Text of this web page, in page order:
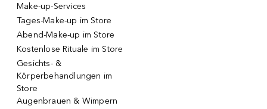
Make-up-Services
Tages-Make-up im Store
Abend-Make-up im Store
Kostenlose Rituale im Store
Gesichts- &
Körperbehandlungen im
Store
Augenbrauen & Wimpern